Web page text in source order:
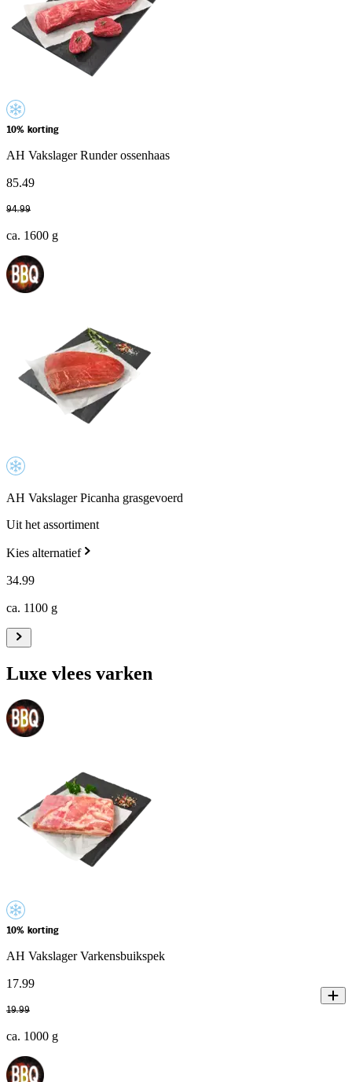
10% korting
AH Vakslager Runder ossenhaas
85.49
94.99
ca. 1600 g
AH Vakslager Picanha grasgevoerd
Uit het assortiment
Kies alternatief
34.99
ca. 1100 g
Luxe vlees varken
10% korting
AH Vakslager Varkensbuikspek
17.99
19.99
ca. 1000 g